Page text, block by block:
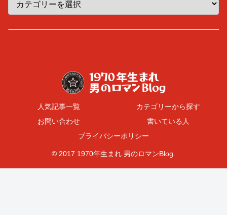
人気記事一覧
カテゴリーから探す
お問い合わせ
書いている人
プライバシーポリシー
© 2017 1970年生まれ 男のロマンBlog.